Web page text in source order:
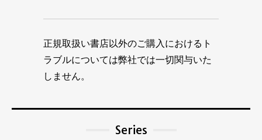
正規取扱い書店以外のご購入におけるト
ラブルについては弊社では一切関与いた
しません。
Series